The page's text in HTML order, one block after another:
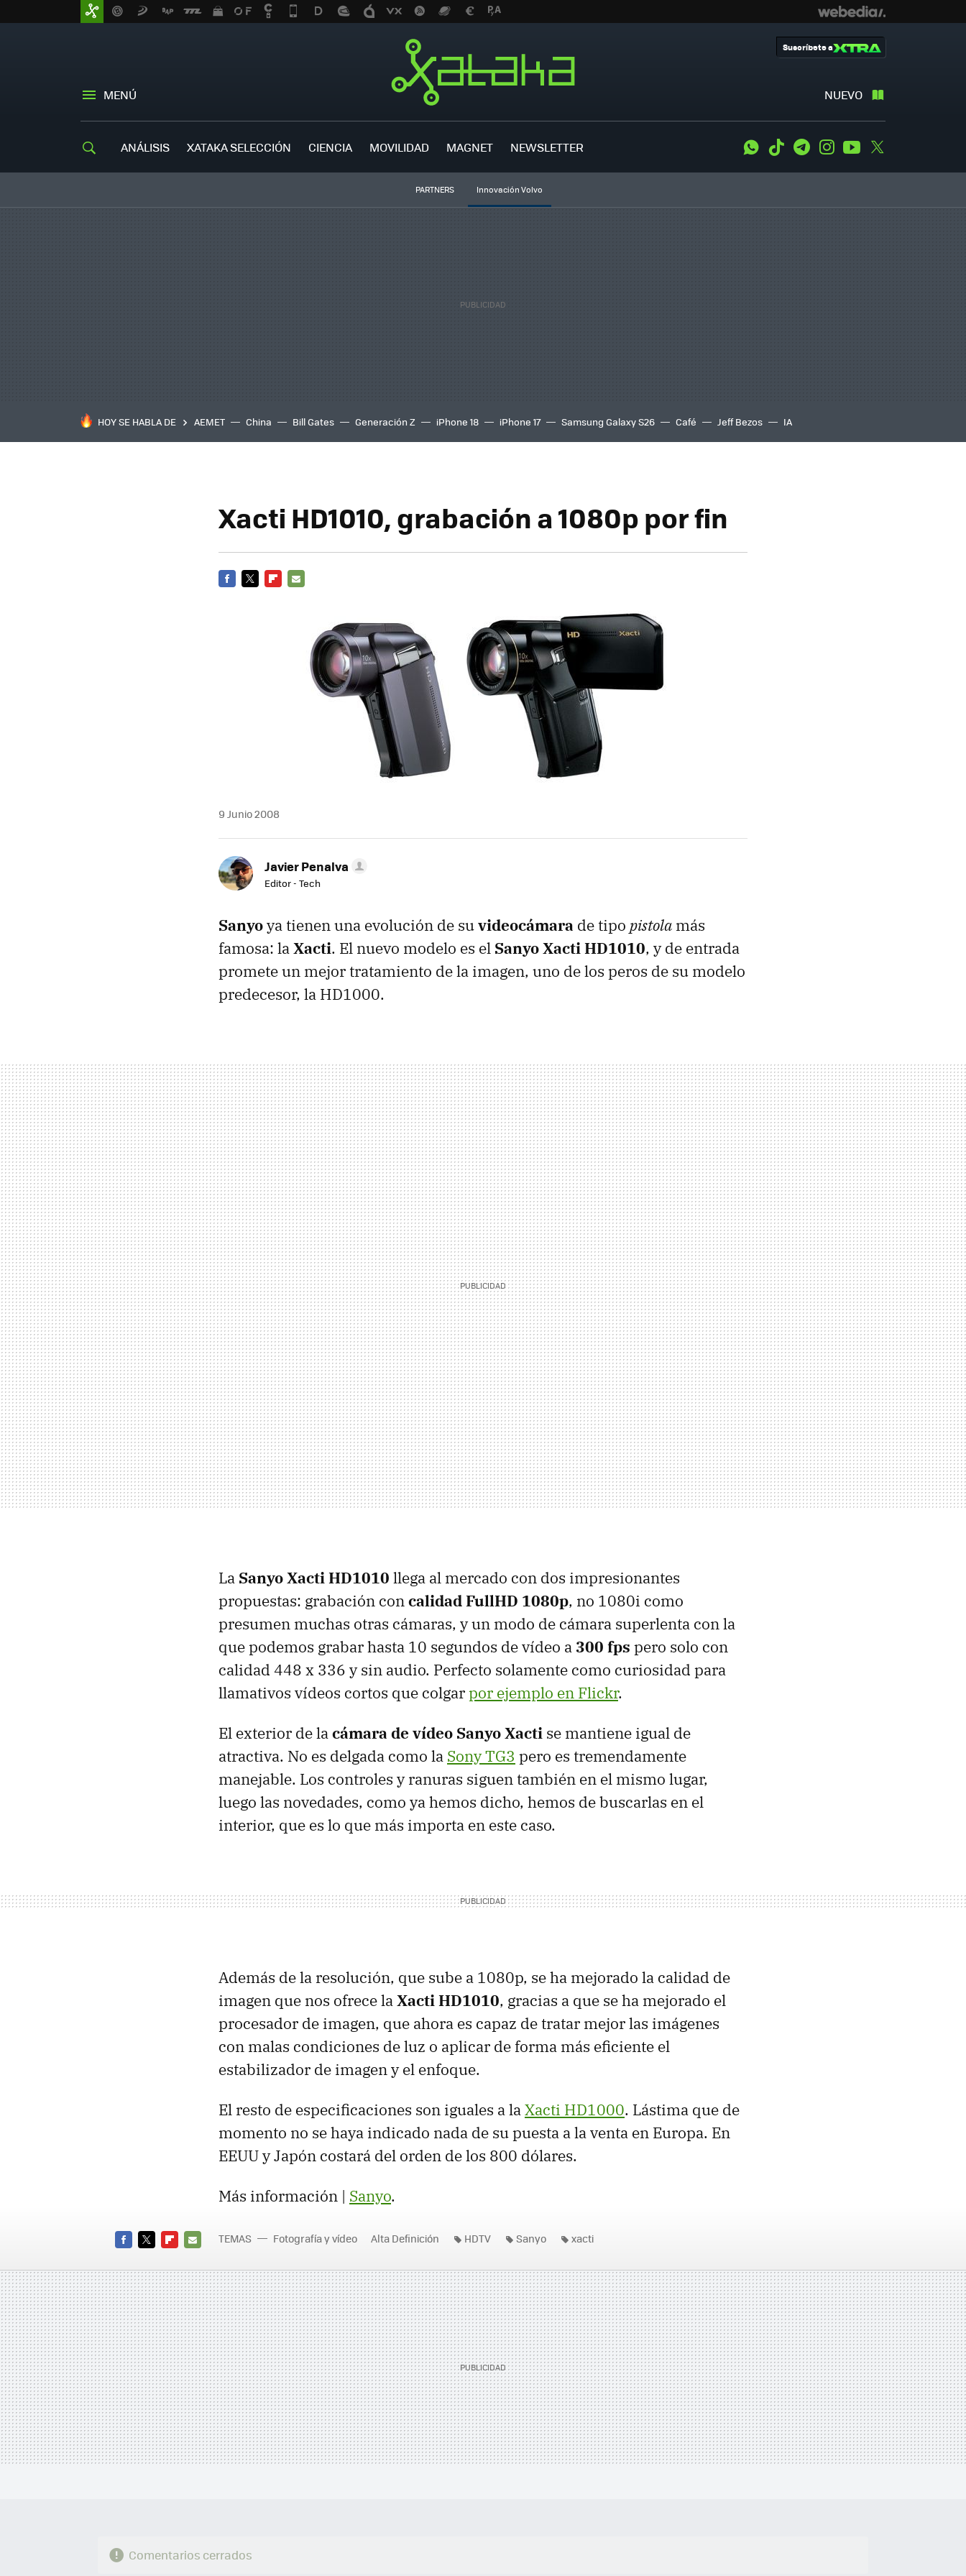
MENÚ NUEVO
Suscríbete a
ANÁLISIS XATAKA SELECCIÓN CIENCIA MOVILIDAD MAGNET NEWSLETTER WhatsApp
Tiktok TelegramInstagramYoutube
PARTNERS Innovación Volvo
HOY SE HABLA DE AEMET China Bill Gates Generación Z iPhone 18 iPhone 17 Samsung Galaxy S26 Café Jeff Bezos IA
Xacti HD1010, grabación a 1080p por fin
9 Junio 2008
Javier Penalva
Editor - Tech
Sanyoya tienen una evolución de suvideocámara de tipo pistola más
famosa: laXacti. El nuevo modelo es el Sanyo Xacti HD1010, y de entrada
promete un mejor tratamiento de la imagen, uno de los peros de su modelo
predecesor, la HD1000.
La Sanyo Xacti HD1010 llega al mercado con dos impresionantes
propuestas: grabación concalidad FullHD 1080p, no 1080i como
presumen muchas otras cámaras, y un modo de cámara superlenta con la
que podemos grabar hasta 10 segundos de vídeo a 300 fps pero solo con
calidad 448 x 336 y sin audio. Perfecto solamente como curiosidad para
llamativos vídeos cortos que colgarpor ejemplo en Flickr.
El exterior de lacámara de vídeo Sanyo Xacti se mantiene igual de
atractiva. No es delgada como la Sony TG3 pero es tremendamente
manejable. Los controles y ranuras siguen también en el mismo lugar,
luego las novedades, como ya hemos dicho, hemos de buscarlas en el
interior, que es lo que más importa en este caso.
Además de la resolución, que sube a 1080p, se ha mejorado la calidad de
imagen que nos ofrece laXacti HD1010, gracias a que se ha mejorado el
procesador de imagen, que ahora es capaz de tratar mejor las imágenes
con malas condiciones de luz o aplicar de forma más eficiente el
estabilizador de imagen y el enfoque.
El resto de especificaciones son iguales a laXacti HD1000. Lástima que de
momento no se haya indicado nada de su puesta a la venta en Europa. En
EEUU y Japón costará del orden de los 800 dólares.
Más información | Sanyo.
MAIL
TEMAS Fotografía y vídeo Alta Definición HDTV Sanyo xacti
Comentarios cerrados